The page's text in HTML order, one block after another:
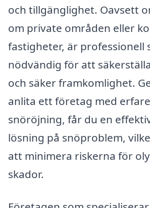
och tillgänglighet. Oavsett
om private områden eller
fastigheter, är professionell
nödvändig för att
och säker framkomlighet.
anlita ett företag med
snöröjning, får du en
lösning på snöproblem,
att minimera riskerna för
skador.